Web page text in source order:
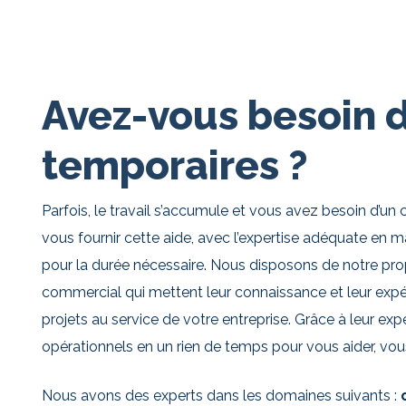
Avez-vous besoin
temporaires ?
Parfois, le travail s’accumule et vous avez besoin
vous fournir cette aide, avec l’expertise adéquate en
pour la durée nécessaire. Nous disposons de notre
commercial qui mettent leur connaissance et leur
projets au service de votre entreprise. Grâce à leur
opérationnels en un rien de temps pour vous aider,
Nous avons des experts dans les domaines suivants :